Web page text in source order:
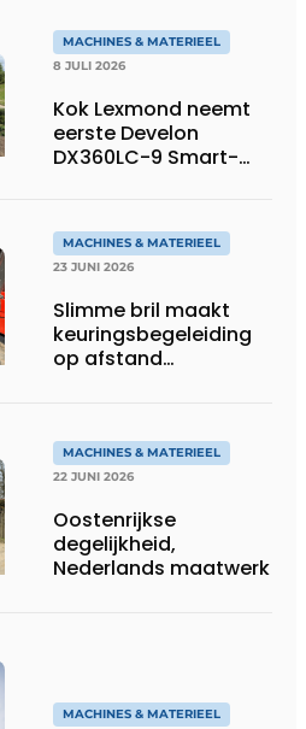
MACHINES & MATERIEEL
8 JULI 2026
Kok Lexmond neemt
eerste Develon
DX360LC-9 Smart-
MACHINES & MATERIEEL
23 JUNI 2026
Slimme bril maakt
keuringsbegeleiding
op afstand
MACHINES & MATERIEEL
22 JUNI 2026
Oostenrijkse
degelijkheid,
Nederlands maatwerk
MACHINES & MATERIEEL